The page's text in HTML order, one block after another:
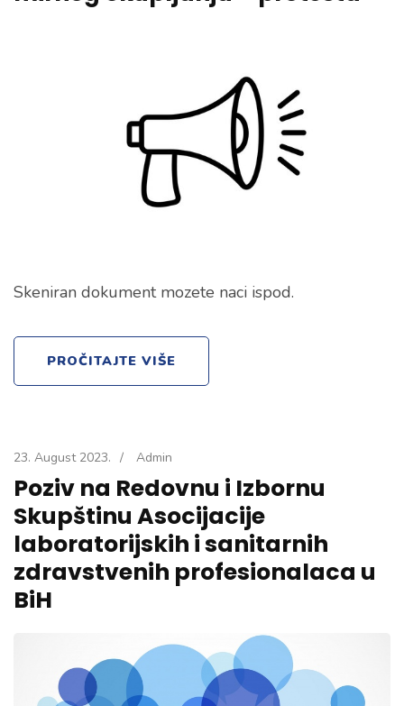
Skeniran dokument mozete naci ispod.
PROČITAJTE VIŠE
23. August 2023. / Admin
Poziv na Redovnu i Izbornu
Skupštinu Asocijacije
laboratorijskih i sanitarnih
zdravstvenih profesionalaca u
BiH